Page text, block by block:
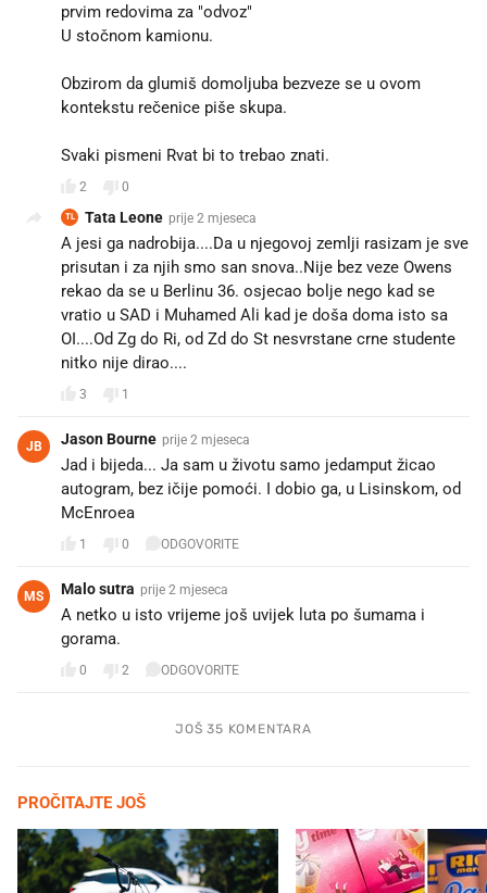
prvim redovima za "odvoz"
U stočnom kamionu.
Obzirom da glumiš domoljuba bezveze se u ovom
kontekstu rečenice piše skupa.
Svaki pismeni Rvat bi to trebao znati.
2 0
TL Tata Leone prije 2 mjeseca
A jesi ga nadrobija....Da u njegovoj zemlji rasizam je sve
prisutan i za njih smo san snova..Nije bez veze Owens
rekao da se u Berlinu 36. osjecao bolje nego kad se
vratio u SAD i Muhamed Ali kad je doša doma isto sa
OI....Od Zg do Ri, od Zd do St nesvrstane crne studente
nitko nije dirao....
3 1
JB Jason Bourne prije 2 mjeseca
Jad i bijeda... Ja sam u životu samo jedamput žicao
autogram, bez ičije pomoći. I dobio ga, u Lisinskom, od
McEnroea
1 0 ODGOVORITE
MS Malo sutra prije 2 mjeseca
A netko u isto vrijeme još uvijek luta po šumama i
gorama. 😎
0 2 ODGOVORITE
JOŠ 35 KOMENTARA
PROČITAJTE JOŠ